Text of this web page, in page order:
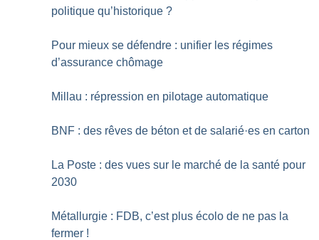
politique qu’historique ?
Pour mieux se défendre : unifier les régimes
d’assurance chômage
Millau : répression en pilotage automatique
BNF : des rêves de béton et de salarié·es en carton
La Poste : des vues sur le marché de la santé pour
2030
Métallurgie : FDB, c’est plus écolo de ne pas la
fermer !